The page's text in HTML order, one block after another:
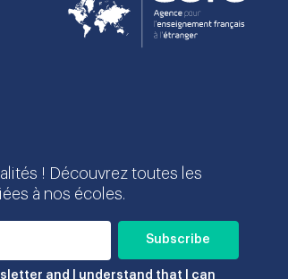
! Découvrez toutes les
à nos écoles.
and I understand that I can